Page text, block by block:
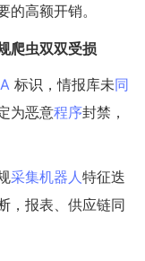
的高额开销。
爬虫双双受损
A 标识，情报库未同
为恶意程序封禁，
采集机器人 特征迭
，报表、供应链同